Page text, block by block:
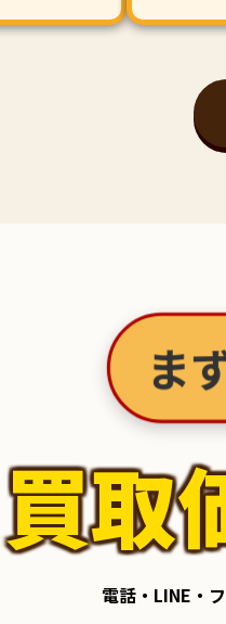
ま
買取
電話・LINE・